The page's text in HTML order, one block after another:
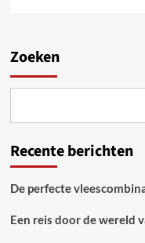
Zoeken
Recente berichten
De perfecte
Een reis door de wereld